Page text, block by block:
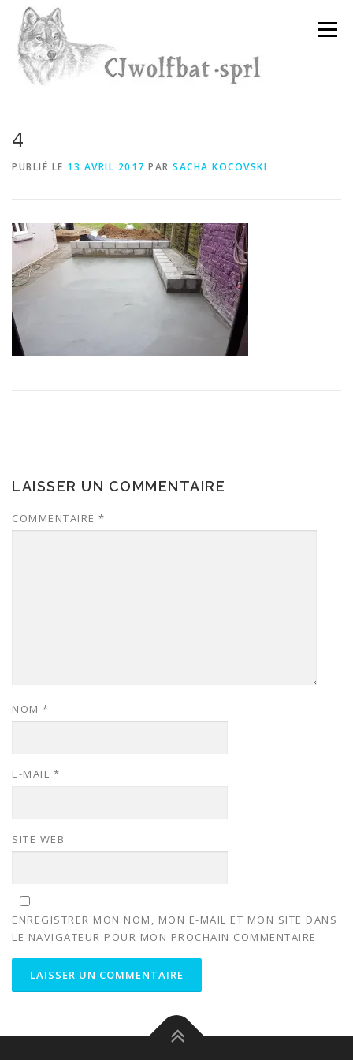
contenu
Menu
4
PUBLIÉ LE 13 AVRIL 2017 PAR SACHA KOCOVSKI
LAISSER UN COMMENTAIRE
COMMENTAIRE *
NOM *
E-MAIL *
SITE WEB
ENREGISTRER MON NOM, MON E-MAIL ET MON SITE DANS
LE NAVIGATEUR POUR MON PROCHAIN COMMENTAIRE.